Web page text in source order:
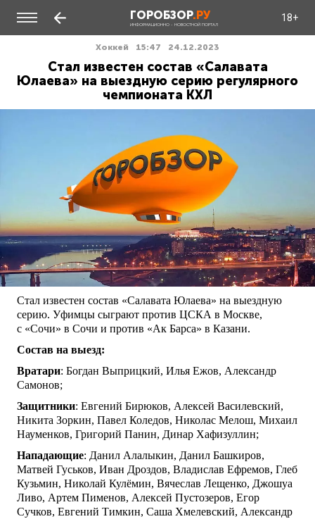
ГОРОБЗОР.РУ
ИНФОРМАЦИОННО - НОВОСТНОЙ ПОРТАЛ
18+
Хоккей 15:47 24.12.2023
Стал известен состав «Салавата
Юлаева» на выездную серию регулярного
чемпионата КХЛ
Стал известен состав «Салавата Юлаева» на выездную
серию. Уфимцы сыграют против ЦСКА в Москве,
с «Сочи» в Сочи и против «Ак Барса» в Казани.
Состав на выезд:
Вратари: Богдан Выприцкий, Илья Ежов, Александр
Самонов;
Защитники: Евгений Бирюков, Алексей Василевский,
Никита Зоркин, Павел Коледов, Николас Мелош, Михаил
Науменков, Григорий Панин, Динар Хафизуллин;
Нападающие: Данил Алалыкин, Данил Башкиров,
Матвей Гуськов, Иван Дроздов, Владислав Ефремов, Глеб
Кузьмин, Николай Кулёмин, Вячеслав Лещенко, Джошуа
Ливо, Артем Пименов, Алексей Пустозеров, Егор
Сучков, Евгений Тимкин, Саша Хмелевский, Александр